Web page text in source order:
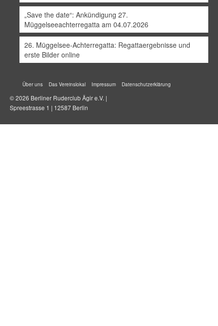
„Save the date“: Ankündigung 27.
Müggelseeachterregatta am 04.07.2026
26. Müggelsee-Achterregatta: Regattaergebnisse und
erste Bilder online
Über uns Das Vereinslokal Impressum Datenschutzerklärung
© 2026 Berliner Ruderclub Ägir e.V. |
Spreestrasse 1 | 12587 Berlin